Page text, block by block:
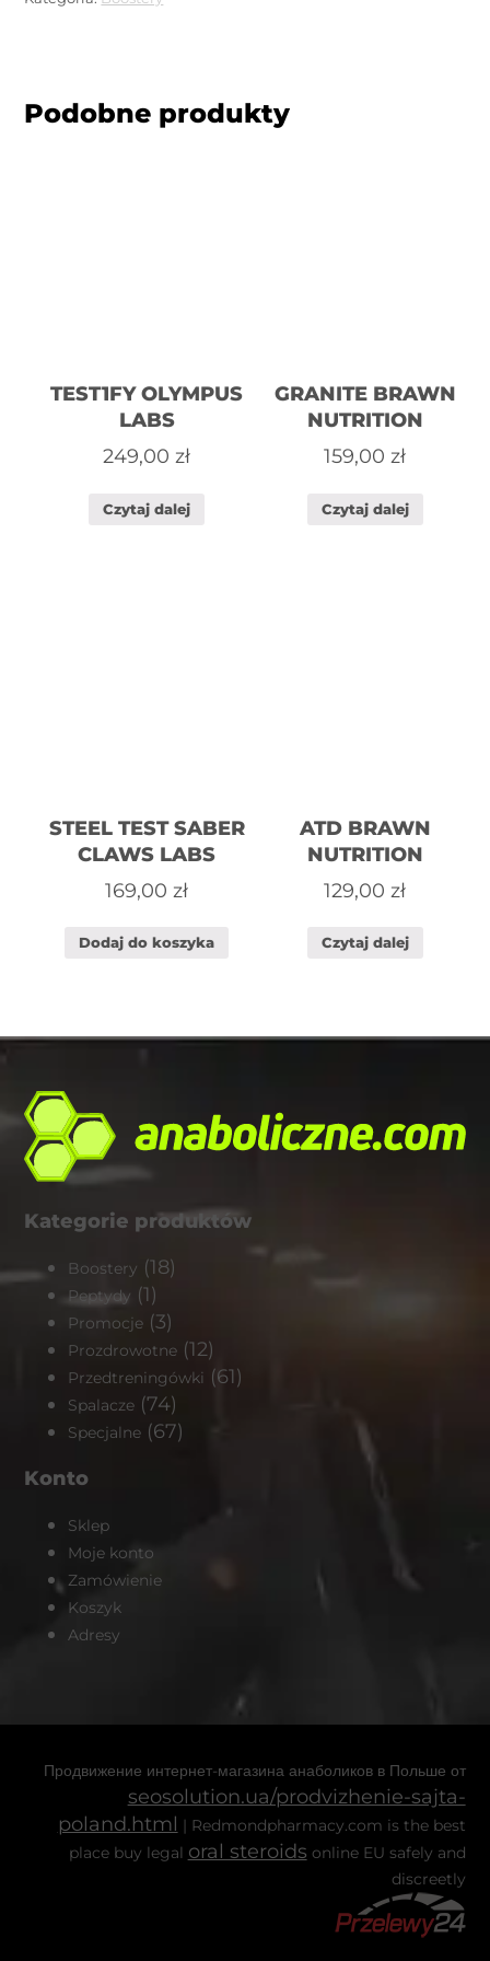
Podobne produkty
TEST1FY OLYMPUS
LABS
249,00zł
Czytaj dalej
GRANITE BRAWN
NUTRITION
159,00zł
Czytaj dalej
STEEL TEST SABER
CLAWS LABS
169,00zł
Dodaj do koszyka
ATD BRAWN
NUTRITION
129,00zł
Czytaj dalej
Kategorie produktów
Boostery (18)
Peptydy (1)
Promocje (3)
Prozdrowotne (12)
Przedtreningówki (61)
Spalacze (74)
Specjalne (67)
Konto
Sklep
Moje konto
Zamówienie
Koszyk
Adresy
Продвижение интернет-магазина анаболиков в Польше от
seosolution.ua/prodvizhenie-sajta-
poland.html | Redmondpharmacy.com is the best
place buy legal oral steroids online EU safely and
discreetly